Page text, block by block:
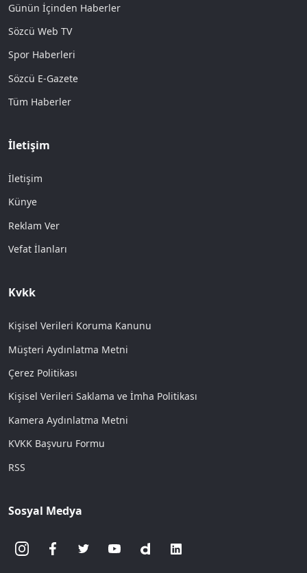
Günün İçinden Haberler
Sözcü Web TV
Spor Haberleri
Sözcü E-Gazete
Tüm Haberler
İletişim
İletişim
Künye
Reklam Ver
Vefat İlanları
Kvkk
Kişisel Verileri Koruma Kanunu
Müşteri Aydınlatma Metni
Çerez Politikası
Kişisel Verileri Saklama ve İmha Politikası
Kamera Aydınlatma Metni
KVKK Başvuru Formu
RSS
Sosyal Medya